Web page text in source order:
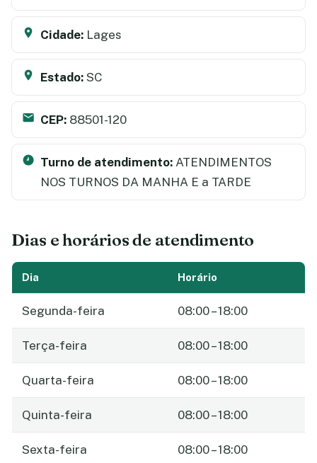
Cidade: Lages
Estado: SC
CEP: 88501-120
Turno de atendimento: ATENDIMENTOS
NOS TURNOS DA MANHA E a TARDE
Dias e horários de atendimento
Dia Horário
Segunda-feira 08:00 – 18:00
Terça-feira 08:00 – 18:00
Quarta-feira 08:00 – 18:00
Quinta-feira 08:00 – 18:00
Sexta-feira 08:00 – 18:00